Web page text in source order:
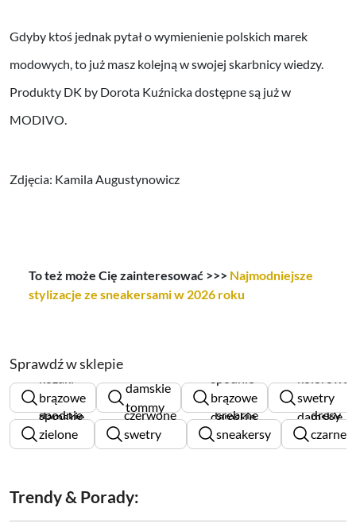
Gdyby ktoś jednak pytał o wymienienie polskich marek
modowych, to już masz kolejną w swojej skarbnicy wiedzy.
Produkty DK by Dorota Kuźnicka dostępne są już w
MODIVO.
Zdjęcia: Kamila Augustynowicz
To też może Cię zainteresować >>> Najmodniejsze
stylizacje ze sneakersami w 2026 roku
Sprawdź w sklepie
brązowe
damskie
damskie
tommy
brązowe
damskie
swetry
damskie
spodnie
zielone
damskie
czerwone
swetry
damskie
srebrne
sneakersy
damskie
dresy
czarne
męskie
Trendy & Porady: